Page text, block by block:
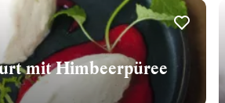
mit Himbeerpüree